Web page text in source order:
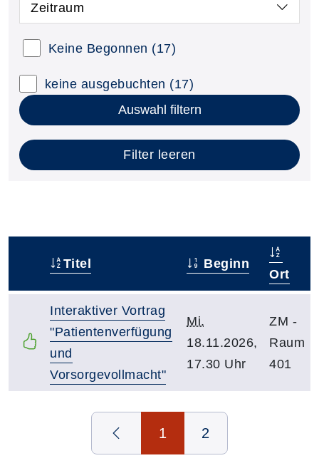
Zeitraum
Keine Begonnen (17)
keine ausgebuchten (17)
Auswahl filtern
Filter leeren
Titel Beginn
Ort
Interaktiver Vortrag
"Patientenverfügung
und
Vorsorgevollmacht"
Mi.
18.11.2026,
17.30 Uhr
ZM -
Raum
401
1 2